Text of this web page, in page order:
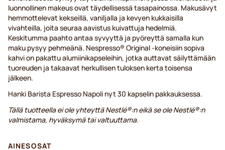
luonnollinen makeus ovat täydellisessä tasapainossa. Makusävyt
hemmottelevat kekseillä, vaniljalla ja kevyen kukkaisilla
vivahteilla, joita seuraa aavistus kuivattuja hedelmiä.
Keskitumma paahto antaa syvyyttä ja pyöreyttä samalla kun
maku pysyy pehmeänä. Nespresso® Original -koneisiin sopiva
kahvi on pakattu alumiinikapseleihin, jotka auttavat säilyttämään
tuoreuden ja takaavat herkullisen tuloksen kerta toisensa
jälkeen.
Hanki Barista Espresso Napoli nyt 30 kapselin pakkauksessa.
Tällä tuotteella ei ole yhteyttä Nestlé®:n eikä se ole Nestlé®:n
valmistama, hyväksymä tai valtuuttama.
AINESOSAT